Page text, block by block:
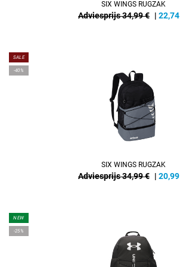
SIX WINGS RUGZAK
Adviesprijs 34,99 € | 22,74
SALE
-40%
SIX WINGS RUGZAK
Adviesprijs 34,99 € | 20,99
NEW
-25%